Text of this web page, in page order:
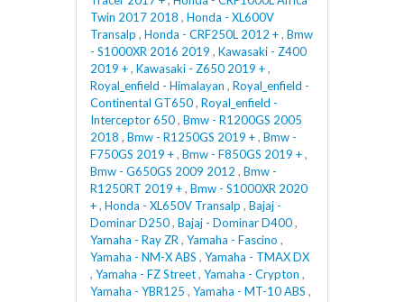
Twin 2017 2018 , Honda - XL600V
Transalp , Honda - CRF250L 2012 +, Bmw
- S1000XR 2016 2019 , Kawasaki - Z400
2019 +, Kawasaki - Z650 2019 +,
Royal_enfield - Himalayan , Royal_enfield -
Continental GT650, Royal_enfield -
Interceptor 650, Bmw - R1200GS 2005
2018 , Bmw - R1250GS 2019 +, Bmw -
F750GS 2019 +, Bmw - F850GS 2019 +,
Bmw - G650GS 2009 2012 , Bmw -
R1250RT 2019 +, Bmw - S1000XR 2020
+, Honda - XL650V Transalp , Bajaj -
Dominar D250, Bajaj - Dominar D400,
Yamaha - Ray ZR , Yamaha - Fascino ,
Yamaha - NM-X ABS , Yamaha - TMAX DX
, Yamaha - FZ Street, Yamaha - Crypton ,
Yamaha - YBR125 , Yamaha - MT-10 ABS ,